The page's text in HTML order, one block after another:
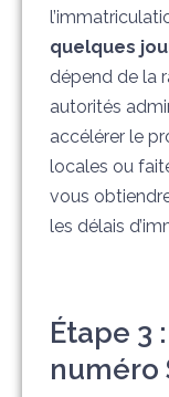
quelques
dépend de la
autorités
accélérer le
locales ou
vous
les délais
Étape 3
numéro